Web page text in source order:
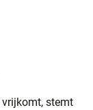
vrijkomt, stemt